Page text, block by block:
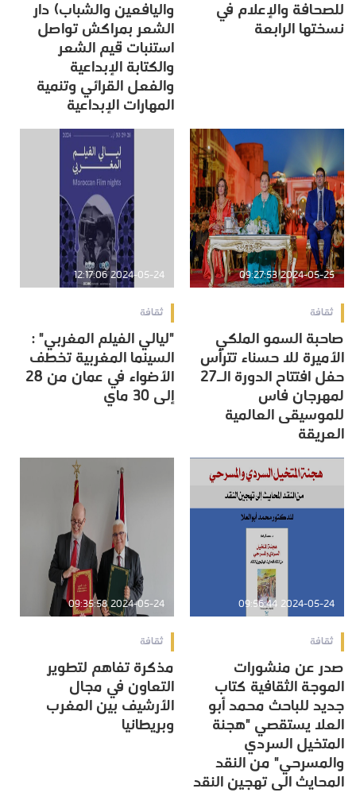
للصحافة والإعلام في
نسختها الرابعة
واليافعين والشباب) دار
الشعر بمراكش تواصل
استنبات قيم الشعر
والكتابة الإبداعية
والفعل القرائي وتنمية
المهارات الإبداعية
2024-05-25 09:27:53
ثقافة
صاحبة السمو الملكي
الأميرة للا حسناء تترأس
حفل افتتاح الدورة الـ27
لمهرجان فاس
للموسيقى العالمية
العريقة
2024-05-24 12:17:06
ثقافة
"ليالي الفيلم المغربي" :
السينما المغربية تخطف
الأضواء في عمان من 28
إلى 30 ماي
2024-05-24 09:56:44
ثقافة
صدر عن منشورات
الموجة الثقافية كتاب
جديد للباحث محمد أبو
العلا يستقصي "هجنة
المتخيل السردي
والمسرحي" من النقد
المحايث الى تهجين النقد
2024-05-24 09:35:58
ثقافة
مذكرة تفاهم لتطوير
التعاون في مجال
الأرشيف بين المغرب
وبريطانيا